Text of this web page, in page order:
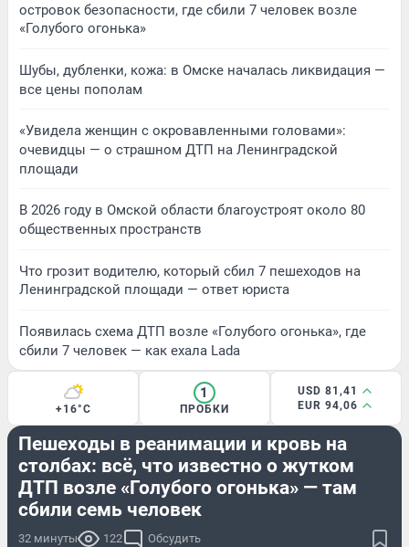
островок безопасности, где сбили 7 человек возле
«Голубого огонька»
Шубы, дубленки, кожа: в Омске началась ликвидация —
все цены пополам
«Увидела женщин с окровавленными головами»:
очевидцы — о страшном ДТП на Ленинградской
площади
В 2026 году в Омской области благоустроят около 80
общественных пространств
Что грозит водителю, который сбил 7 пешеходов на
Ленинградской площади — ответ юриста
Появилась схема ДТП возле «Голубого огонька», где
сбили 7 человек — как ехала Lada
+16°C
1
ПРОБКИ
USD 81,41
EUR 94,06
ХРОНИКА
Пешеходы в реанимации и кровь на
столбах: всё, что известно о жутком
ДТП возле «Голубого огонька» — там
сбили семь человек
32 минуты 122 Обсудить